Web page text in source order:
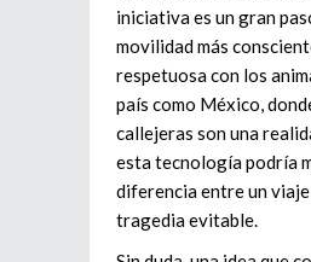
iniciativa es un gran
movilidad más
respetuosa con los
país como México,
callejeras son una
esta tecnología podría
diferencia entre un
tragedia evitable.